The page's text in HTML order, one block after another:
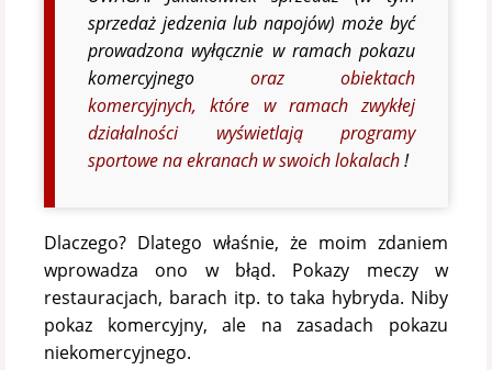
sprzedaż jedzenia lub napojów) może być
prowadzona wyłącznie w ramach pokazu
komercyjnego
oraz obiektach
komercyjnych, które w ramach zwykłej
działalności wyświetlają programy
sportowe na ekranach w swoich lokalach!
Dlaczego? Dlatego właśnie, że moim zdaniem
wprowadza ono w błąd. Pokazy meczy w
restauracjach, barach itp. to taka hybryda. Niby
pokaz komercyjny, ale na zasadach pokazu
niekomercyjnego.